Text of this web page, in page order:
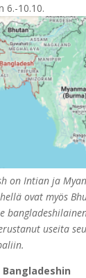
6.-10.10.
on Intian ja
ovat myös
useita